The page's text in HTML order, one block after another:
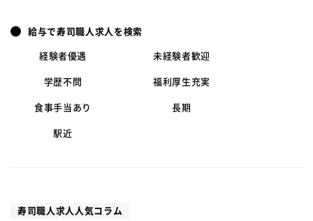
給与で寿司職人求人を検索
経験者優遇 未経験者歓迎
学歴不問 福利厚生充実
食事手当あり 長期
駅近
寿司職人求人人気コラム